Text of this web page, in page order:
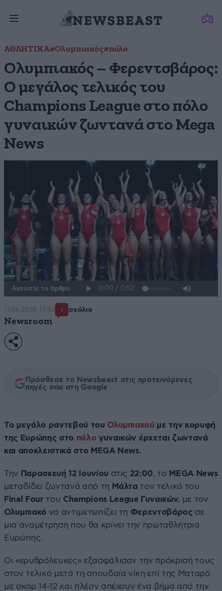
ΑΘΛΗΤΙΚΑ#Ολυμπιακός#πόλο
Ολυμπιακός – Φερεντσβάρος:
Ο μεγάλος τελικός του
Champions League στο πόλο
γυναικών ζωντανά στο Mega
News
Ακούστε το άρθρο
11·06·2026 17:42 1 σχόλια
Newsroom
Πρόσθεσε το Newsbeast στις προτεινόμενες
πηγές σου στη Google
Το μεγάλο ραντεβού του Ολυμπιακού με την κορυφή
της Ευρώπης στο πόλο γυναικών έρχεται ζωντανά
και αποκλειστικά στο MEGA News.
Την Παρασκευή 12 Ιουνίου στις 22:00, το MEGA News
μεταδίδει ζωντανά από τη Μάλτα τον τελικό του
Final Fourτου Champions League Γυναικών, με τον
Ολυμπιακό να αντιμετωπίζει τη Φερεντσβάρος σε
μια αναμέτρηση που θα κρίνει την πρωταθλήτρια
Ευρώπης.
Οι «ερυθρόλευκες» εξασφάλισαν την πρόκρισή τους
στον τελικό μετά τη σπουδαία νίκη επί της Ματαρό
με σκορ 14-12 και πλέον απέχουν ένα βήμα από την